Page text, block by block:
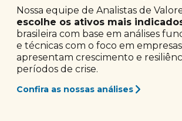
Nossa equipe de Analistas de
escolhe os ativos mais
brasileira com base em análises
e técnicas com o foco em
apresentam crescimento e
períodos de crise.
Confira as nossas análises